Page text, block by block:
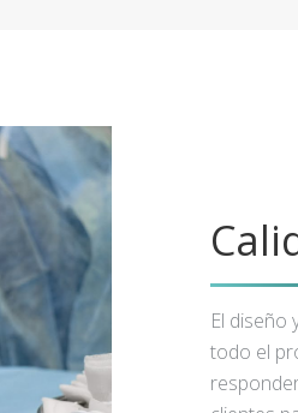
El diseño
todo el